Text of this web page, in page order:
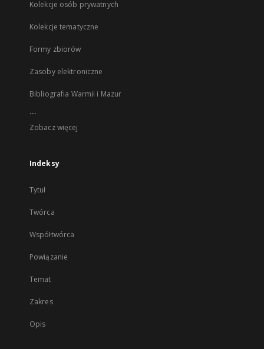
Kolekcje osób prywatnych
Kolekcje tematyczne
Formy zbiorów
Zasoby elektroniczne
Bibliografia Warmii i Mazur
...
Zobacz więcej
Indeksy
Tytuł
Twórca
Współtwórca
Powiązanie
Temat
Zakres
Opis